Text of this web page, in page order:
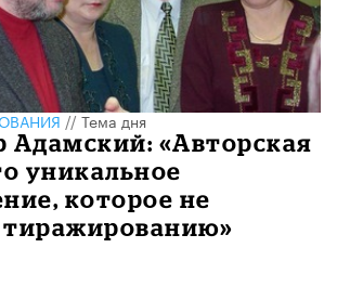
//Тема дня
Адамский: «Авторская
уникальное
которое не